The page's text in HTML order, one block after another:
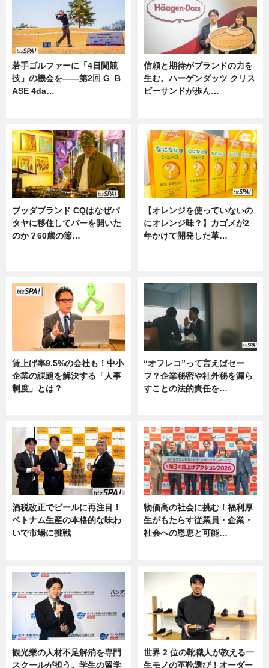
若手ゴルファーに「4日間競
技」の機会を——第2回 G_B
ASE 4da…
信頼と期待がブランドの力を
生む。ハーゲンダッツ クリス
ピーサンドが歩ん…
ブッダブランド CQはなぜパ
タヤに移住してバーを開いた
のか？60歳の節…
【オレンジを使っていないの
にオレンジ味？】カゴメが2
年かけて開発した革…
賃上げ率9.5%の会社も！中小
企業の課題を解決する「人事
制度」とは？
“オフレコ”って言えばセー
フ？企業秘密や社外秘を漏ら
すことの法的責任を…
酒税改正でビールに再注目！
ベトナム生産の本格的な味わ
いで市場に挑戦
物価高の社会に挑む！福利厚
生がもたらす従業員・企業・
社会への恩恵と可能…
観光業の人材不足解消を専門
スクールが担う。学生の留学
世界 2 位の靴職人が教える一
生モノの革靴選び！オーダー